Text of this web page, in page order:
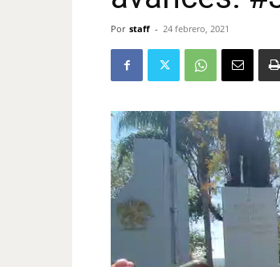
Por staff - 24 febrero, 2021